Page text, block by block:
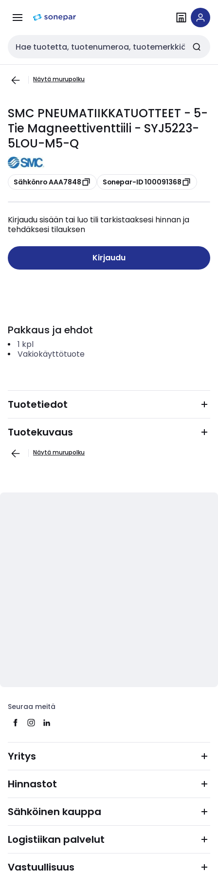
navigointiinsisältöön
Haku
Näytä murupolku
SMC PNEUMATIIKKATUOTTEET - 5-
Tie Magneettiventtiili - SYJ5223-
5LOU-M5-Q
Kopioi
Sähkönro AAA7848 Kopioi
Sonepar-ID 100091368
Kirjaudu sisään tai luo tili tarkistaaksesi hinnan ja
tehdäksesi tilauksen
Kirjaudu
Pakkaus ja ehdot
1 kpl
Vakiokäyttötuote
Tuotetiedot
Tuotekuvaus
Näytä murupolku
Seuraa meitä
Yritys
Hinnastot
Sähköinen kauppa
Logistiikan palvelut
Vastuullisuus